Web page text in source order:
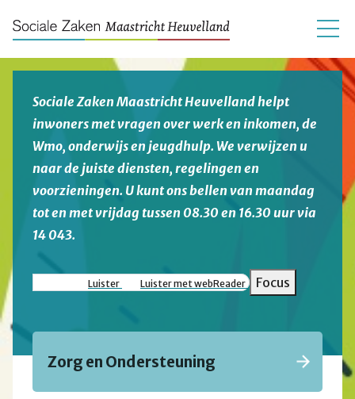
Sociale Zaken Maastricht Heuvelland helpt
inwoners met vragen over werk en inkomen, de
Wmo, onderwijs en jeugdhulp. We verwijzen u
naar de juiste diensten, regelingen en
voorzieningen. U kunt ons bellen van maandag
tot en met vrijdag tussen 08.30 en 16.30 uur via
14 043.
Luister Luister met webReader Focus
Zorg en Ondersteuning